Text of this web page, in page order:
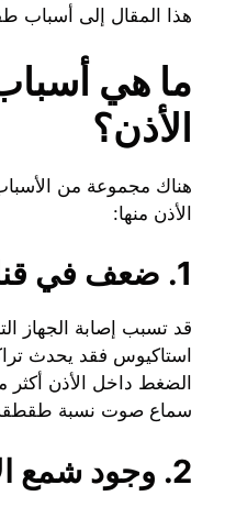
هذا المقال إلى أسباب
ما هي
الأذن؟
هناك مجموعة من
الأذن منها:
1. ضعف في قناة استاكيوس
قد تسبب إصابة الجهاز
استاكيوس فقد يحدث
الضغط داخل الأذن
سماع صوت نسبة طقطقة
2. وجود شمع الأذن